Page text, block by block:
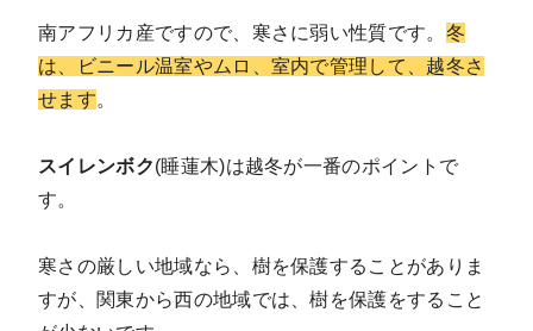
南アフリカ産ですので、寒さに弱い性質です。 冬
は、ビニール温室やムロ、室内で管理して、越冬さ
せます。
スイレンボク(睡蓮木)は越冬が一番のポイントで
す。
寒さの厳しい地域なら、樹を保護することがありま
すが、関東から西の地域では、樹を保護をすること